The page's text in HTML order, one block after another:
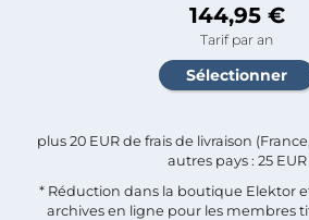
144,95 €
Tarif par an
plus 20 EUR de frais de livraison
autres pays : 25 EUR
* Réduction dans la boutique Elektor
archives en ligne pour les membres